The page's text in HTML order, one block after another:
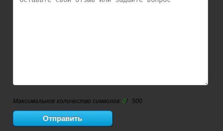
Максимальное количество символов: 0/ 500